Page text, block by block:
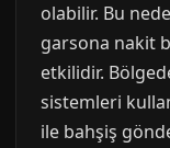
olabilir. Bu
garsona nakit
etkilidir.
sistemleri
ile bahşiş